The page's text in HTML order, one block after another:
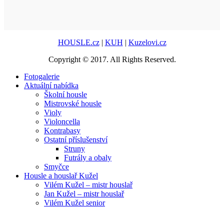
HOUSLE.cz| KUH | Kuzelovi.cz
Copyright © 2017. All Rights Reserved.
Fotogalerie
Aktuální nabídka
Školní housle
Mistrovské housle
Violy
Violoncella
Kontrabasy
Ostatní příslušenství
Struny
Futrály a obaly
Smyčce
Housle a houslař Kužel
Vilém Kužel – mistr houslař
Jan Kužel – mistr houslař
Vilém Kužel senior